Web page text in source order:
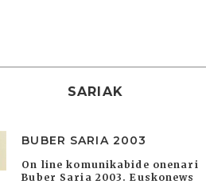
SARIAK
BUBER SARIA 2003
On line komunikabide onenari
Buber Saria 2003. Euskonews